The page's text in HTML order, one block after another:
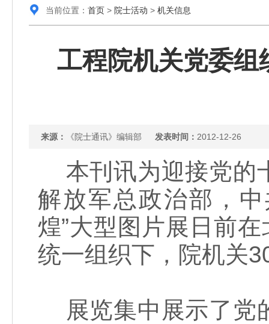
当前位置： 首页> 院士活动 > 机关信息
工程院机关党委组
来源： 《院士通讯》编辑部 发表时间： 2012-12-26
本刊讯为迎接党的
解放军总政治部，
煌”大型图片展日前
统一组织下，院机关
展览集中展示了党